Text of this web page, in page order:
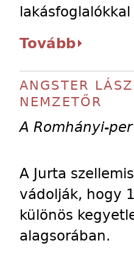
Tovább
ANGSTER
NEMZETŐR
A Romhányi-per
A Jurta
vádolják, hogy
különös
alagsorában.